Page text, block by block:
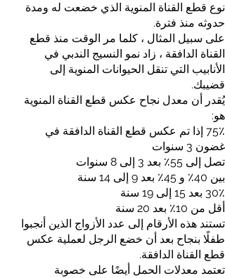
نوع قطع القناة المنوية الذي خضعت له ومدة
حدوثه منذ فترة.
على سبيل المثال ، كلما مر الوقت منذ قطع
القناة الدافقة ، زاد نمو النسيج الندبي في
الأنابيب التي تنقل الحيوانات المنوية إلى
قضيبك.
يُقدر أن معدل نجاح عكس قطع القناة المنوية
هو:
75٪ إذا تم عكس قطع القناة الدافقة في
غضون 3 سنوات
تصل إلى 55٪ بعد 3 إلى 8 سنوات
بين 40٪ و 45٪ بعد 9 إلى 14 سنة
30٪ بعد 15 إلى 19 سنة
أقل من 10٪ بعد 20 سنة
تستند هذه الأرقام إلى عدد الأزواج الذين أنجبوا
طفلًا بنجاح بعد أن خضع الرجل لعملية عكس
قطع القناة الدافقة.
تعتمد معدلات الحمل أيضًا على خصوبة